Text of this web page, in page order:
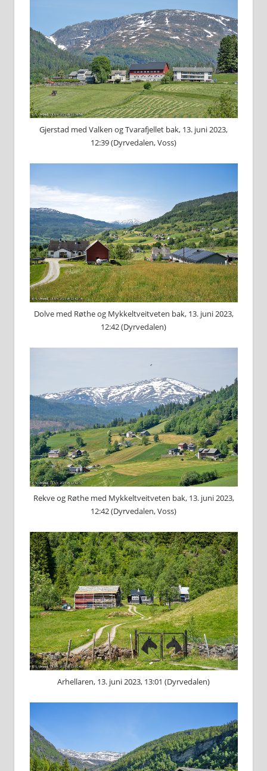
Gjerstad med Valken og Tvarafjellet bak, 13. juni 2023,
12:39 (Dyrvedalen, Voss)
Dolve med Røthe og Mykkeltveitveten bak, 13. juni 2023,
12:42 (Dyrvedalen)
Rekve og Røthe med Mykkeltveitveten bak, 13. juni 2023,
12:42 (Dyrvedalen, Voss)
Arhellaren, 13. juni 2023, 13:01 (Dyrvedalen)